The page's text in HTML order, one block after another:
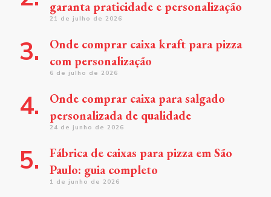
garanta praticidade e personalização
21 de julho de 2026
Onde comprar caixa kraft para pizza
com personalização
6 de julho de 2026
Onde comprar caixa para salgado
personalizada de qualidade
24 de junho de 2026
Fábrica de caixas para pizza em São
Paulo: guia completo
1 de junho de 2026